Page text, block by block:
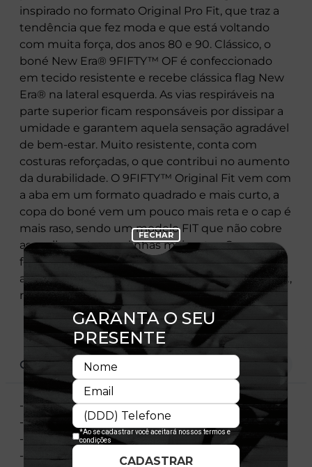
inspirado no formato Original Pro Fit, que traz a
tendência que fez moda e que está voltando
com muita força, dos anos 80 e 90. Clássico, o
boné New Era® 9FIFTY™ OF é confeccionado
em tecido resistente e recebe clássica flag New
Era® na lateral esquerda. As vias respiráveis na
parte superior ficam responsáveis por dissipar a
umidade e garantem aquela sensação agradável
de bem-estar. Muito resistente, conta com
costuras reforçadas, o que contribui no aumento
da durabilidade. O 9FIFTY™ Original Fit vem com
a aba em um formato quadrado e mais curto, a
copa do boné vem um pouco mais reta e o cap é
mais raso, sendo um modelo FIT que não cobre
as orelhas e tem as linhas mais retas. Seu
fechamento snapback é prático e garante um
ajuste preciso à cabeça. The 9FIFTY™ Original Fit,
reinventamos um clássico. Prove esse FIT.
CARACTERÍSTICAS
- Snapback
- Ajustável
- Aba Reta
- Bordado Frontal